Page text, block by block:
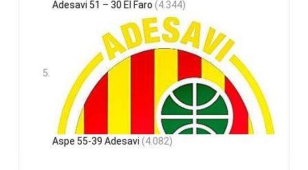
Adesavi 51 – 30 El Faro (4.344)
Aspe 55-39 Adesavi (4.082)